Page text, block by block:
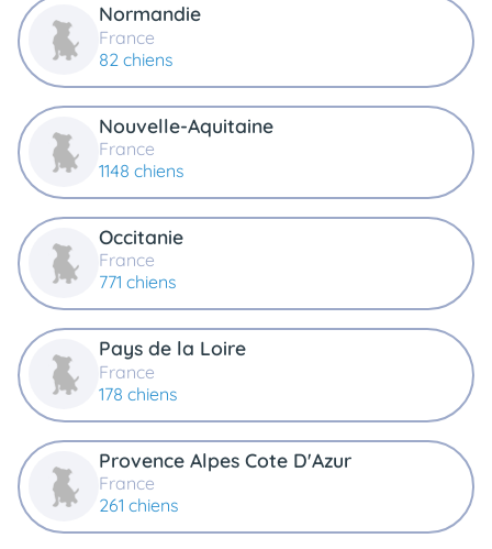
Normandie
France
82 chiens
Nouvelle-Aquitaine
France
1148 chiens
Occitanie
France
771 chiens
Pays de la Loire
France
178 chiens
Provence Alpes Cote D'Azur
France
261 chiens